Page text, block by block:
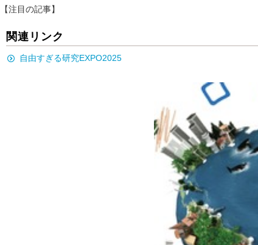
【注目の記事】
関連リンク
自由すぎる研究EXPO2025